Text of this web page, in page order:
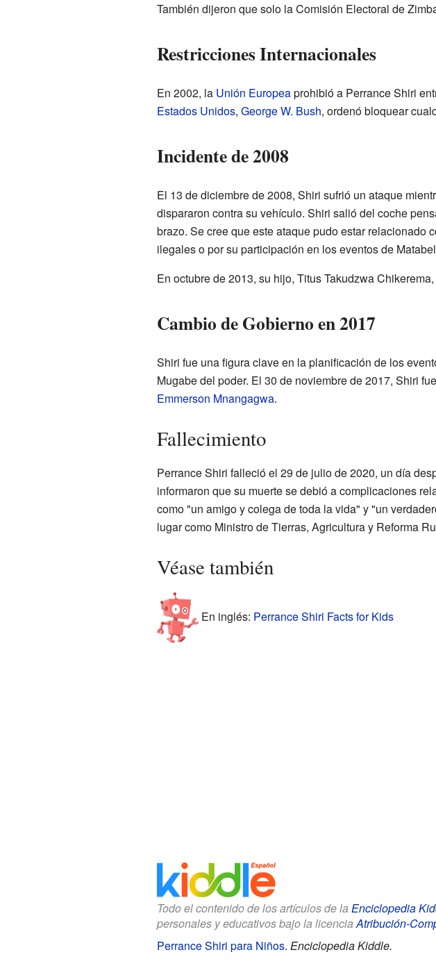
También dijeron que solo la Comisión Electoral de
Restricciones Internacionales
En 2002, la Unión Europeaprohibió a Perrance Shiri
Estados Unidos, George W. Bush, ordenó bloquear
Incidente de 2008
El 13 de diciembre de 2008, Shiri sufrió un ataque
dispararon contra su vehículo. Shiri salió del coche
brazo. Se cree que este ataque pudo estar
ilegales o por su participación en los eventos de
En octubre de 2013, su hijo, Titus Takudzwa
Cambio de Gobierno en 2017
Shiri fue una figura clave en la planificación de los
Mugabe del poder. El 30 de noviembre de 2017, Shiri
Emmerson Mnangagwa.
Fallecimiento
Perrance Shiri falleció el 29 de julio de 2020, un día
informaron que su muerte se debió a complicaciones
como "un amigo y colega de toda la vida" y "un
lugar como Ministro de Tierras, Agricultura y Reforma
Véase también
En inglés: Perrance Shiri Facts for Kids
Todo el contenido de los artículos de la Enciclopedia
personales y educativos bajo la licenciaAtribución-
Perrance Shiri para Niños. Enciclopedia Kiddle.